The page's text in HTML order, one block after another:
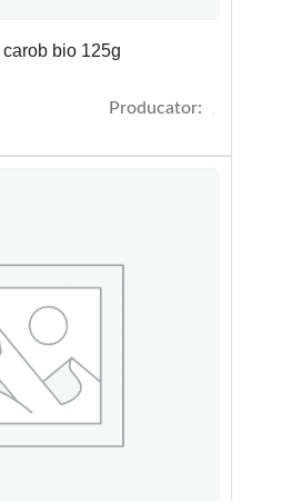
bio 125g
Producator: